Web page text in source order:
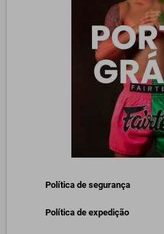
Política de segurança
Política de expedição